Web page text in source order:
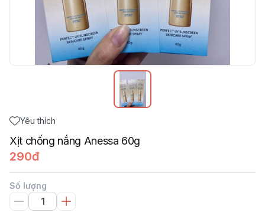
Yêu thích
Xịt chống nắng Anessa 60g
290đ
Số lượng